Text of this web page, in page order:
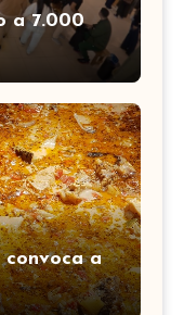
a 7.000
convoca a